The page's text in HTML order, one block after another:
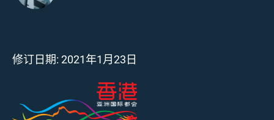
修订日期:2021年1月23日